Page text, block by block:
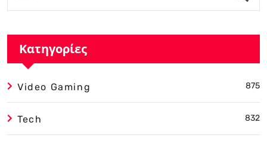
Κατηγορίες
Video Gaming 875
Tech 832